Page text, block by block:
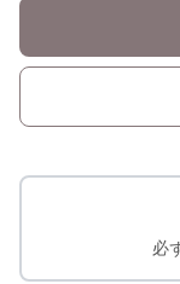
必